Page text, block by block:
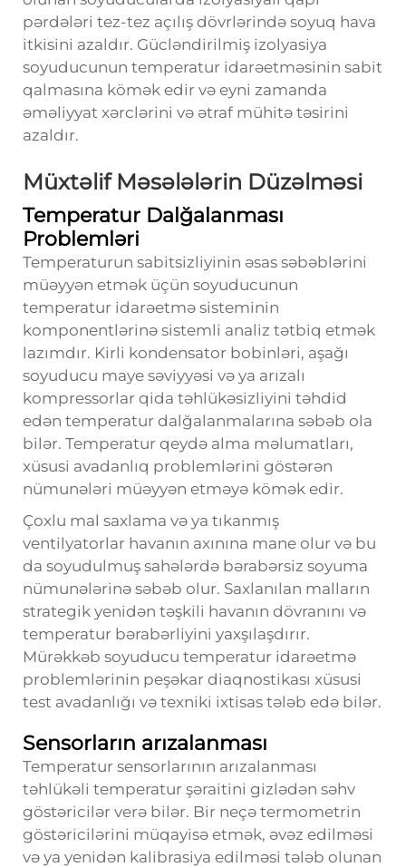
pərdələri tez-tez açılış dövrlərində soyuq hava
itkisini azaldır. Gücləndirilmiş izolyasiya
soyuducunun temperatur idarəetməsinin sabit
qalmasına kömək edir və eyni zamanda
əməliyyat xərclərini və ətraf mühitə təsirini
azaldır.
Müxtəlif Məsələlərin Düzəlməsi
Temperatur Dalğalanması
Problemləri
Temperaturun sabitsizliyinin əsas səbəblərini
müəyyən etmək üçün soyuducunun
temperatur idarəetmə sisteminin
komponentlərinə sistemli analiz tətbiq etmək
lazımdır. Kirli kondensator bobinləri, aşağı
soyuducu maye səviyyəsi və ya arızalı
kompressorlar qida təhlükəsizliyini təhdid
edən temperatur dalğalanmalarına səbəb ola
bilər. Temperatur qeydə alma məlumatları,
xüsusi avadanlıq problemlərini göstərən
nümunələri müəyyən etməyə kömək edir.
Çoxlu mal saxlama və ya tıkanmış
ventilyatorlar havanın axınına mane olur və bu
da soyudulmuş sahələrdə bərabərsiz soyuma
nümunələrinə səbəb olur. Saxlanılan malların
strategik yenidən təşkili havanın dövranını və
temperatur bərabərliyini yaxşılaşdırır.
Mürəkkəb soyuducu temperatur idarəetmə
problemlərinin peşəkar diaqnostikası xüsusi
test avadanlığı və texniki ixtisas tələb edə bilər.
Sensorların arızalanması
Temperatur sensorlarının arızalanması
təhlükəli temperatur şəraitini gizlədən səhv
göstəricilər verə bilər. Bir neçə termometrin
göstəricilərini müqayisə etmək, əvəz edilməsi
və ya yenidən kalibrasiya edilməsi tələb olunan